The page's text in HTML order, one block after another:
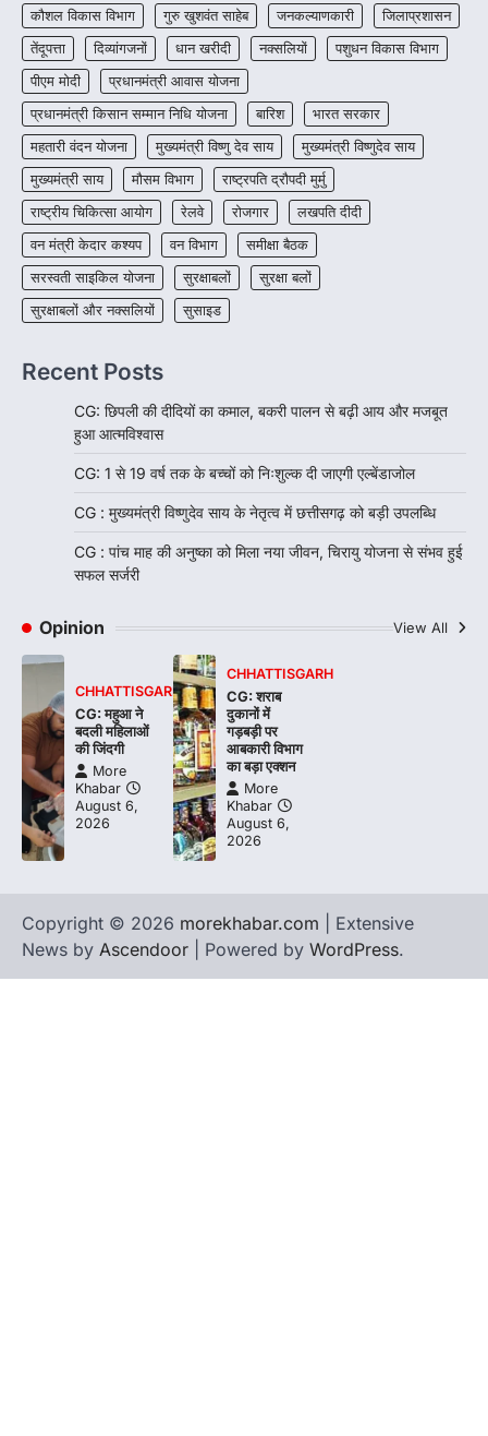
4
More Khabar August 7, 2026
रायपुर। राष्ट्रीय बाल स्वास्थ्य कार्यक्रम (चिरायु) के तहत
जशपुर जिले की 5 माह की मासूम…
कौशल विकास विभाग गुरु खुशवंत साहेब जनकल्याणकारी
जिलाप्रशासन
तेंदूपत्ता
दिव्यांगजनों धान खरीदी नक्सलियों
पशुधन विकास विभाग
पीएम मोदी
प्रधानमंत्री आवास योजना
प्रधानमंत्री किसान सम्मान निधि योजना
बारिश
भारत सरकार
महतारी वंदन योजना
मुख्यमंत्री विष्णु देव साय
मुख्यमंत्री विष्णुदेव साय
मुख्यमंत्री साय
मौसम विभाग
राष्ट्रपति द्रौपदी मुर्मु
राष्ट्रीय चिकित्सा आयोग
रेलवे रोजगार
लखपति दीदी
वन मंत्री केदार कश्यप
वन विभाग
समीक्षा बैठक
सरस्वती साइकिल योजना
सुरक्षाबलों
सुरक्षा बलों
सुरक्षाबलों और नक्सलियों
सुसाइड
Recent Posts
CG: छिपली की दीदियों का कमाल, बकरी पालन से बढ़ी आय और मजबूत
हुआ आत्मविश्वास
CG: 1 से 19 वर्ष तक के बच्चों को निःशुल्क दी जाएगी एल्बेंडाजोल
CG : मुख्यमंत्री विष्णुदेव साय के नेतृत्व में छत्तीसगढ़ को बड़ी उपलब्धि
CG : पांच माह की अनुष्का को मिला नया जीवन, चिरायु योजना से संभव हुई
सफल सर्जरी
Opinion View All
CHHATTISGARH
CG: महुआ ने
बदली महिलाओं
की जिंदगी
More
Khabar
August 6,
2026
CHHATTISGARH
CG: शराब
दुकानों में
गड़बड़ी पर
आबकारी विभाग
का बड़ा एक्शन
More
Khabar
August 6,
2026
Copyright © 2026 morekhabar.com | Extensive
News by Ascendoor | Powered by WordPress.